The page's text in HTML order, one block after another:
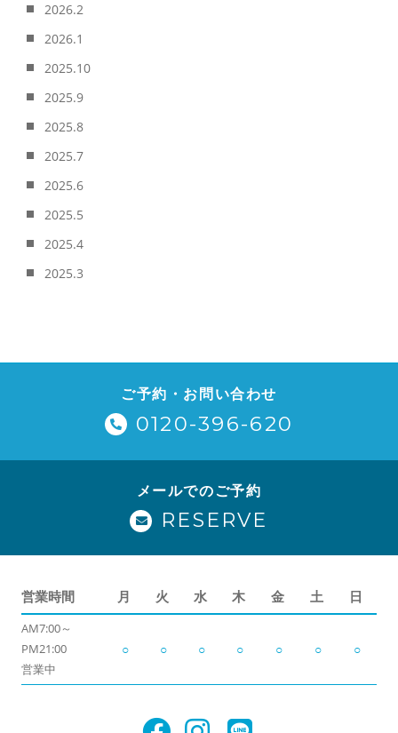
2026.2
2026.1
2025.10
2025.9
2025.8
2025.7
2025.6
2025.5
2025.4
2025.3
ご予約・お問い合わせ
0120-396-620
メールでのご予約
RESERVE
営業時間 月 火 水 木 金 土 日
AM7:00～
PM21:00
営業中
○ ○ ○ ○ ○ ○ ○